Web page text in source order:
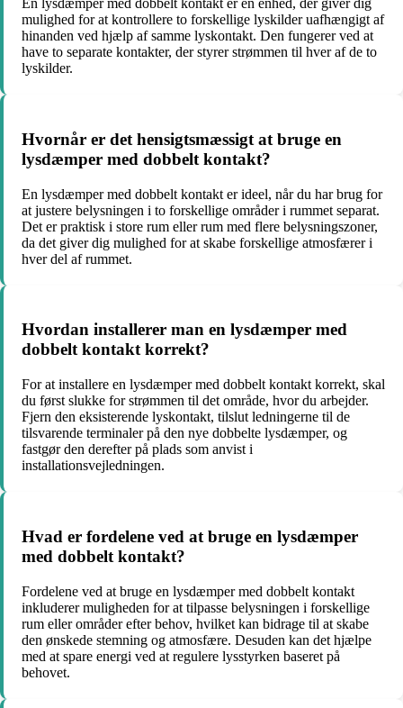
En lysdæmper med dobbelt kontakt er en enhed, der giver dig
mulighed for at kontrollere to forskellige lyskilder uafhængigt af
hinanden ved hjælp af samme lyskontakt. Den fungerer ved at
have to separate kontakter, der styrer strømmen til hver af de to
lyskilder.
Hvornår er det hensigtsmæssigt at bruge en
lysdæmper med dobbelt kontakt?
En lysdæmper med dobbelt kontakt er ideel, når du har brug for
at justere belysningen i to forskellige områder i rummet separat.
Det er praktisk i store rum eller rum med flere belysningszoner,
da det giver dig mulighed for at skabe forskellige atmosfærer i
hver del af rummet.
Hvordan installerer man en lysdæmper med
dobbelt kontakt korrekt?
For at installere en lysdæmper med dobbelt kontakt korrekt, skal
du først slukke for strømmen til det område, hvor du arbejder.
Fjern den eksisterende lyskontakt, tilslut ledningerne til de
tilsvarende terminaler på den nye dobbelte lysdæmper, og
fastgør den derefter på plads som anvist i
installationsvejledningen.
Hvad er fordelene ved at bruge en lysdæmper
med dobbelt kontakt?
Fordelene ved at bruge en lysdæmper med dobbelt kontakt
inkluderer muligheden for at tilpasse belysningen i forskellige
rum eller områder efter behov, hvilket kan bidrage til at skabe
den ønskede stemning og atmosfære. Desuden kan det hjælpe
med at spare energi ved at regulere lysstyrken baseret på
behovet.